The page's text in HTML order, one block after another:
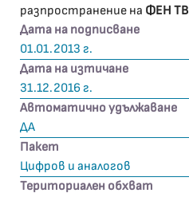
разпространение на ФЕН ТВ
Дата на подписване
01.01.2013 г.
Дата на изтичане
31.12.2016 г.
Автоматично удължаване
ДА
Пакет
Цифров и аналогов
Териториален обхват